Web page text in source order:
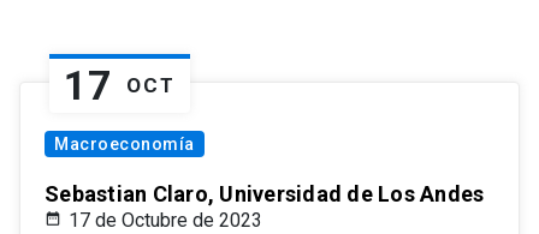
17 OCT
Macroeconomía
Sebastian Claro, Universidad de Los Andes
17 de Octubre de 2023